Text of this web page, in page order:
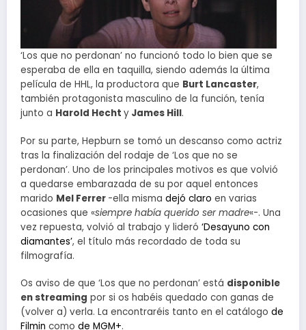
‘Los que no perdonan’ no funcionó todo lo bien que se
esperaba de ella en taquilla, siendo además la última
película de HHL, la productora que Burt Lancaster,
también protagonista masculino de la función, tenía
junto a Harold Hecht y James Hill.
Por su parte, Hepburn se tomó un descanso como actriz
tras la finalización del rodaje de ‘Los que no se
perdonan’. Uno de los principales motivos es que volvió
a quedarse embarazada de su por aquel entonces
marido Mel Ferrer -ella misma dejó claro en varias
ocasiones que «siempre había querido ser madre«-. Una
vez repuesta, volvió al trabajo y lideró ‘Desayuno con
diamantes’, el título más recordado de toda su
filmografía.
Os aviso de que ‘Los que no perdonan’ está disponible
en streaming por si os habéis quedado con ganas de
(volver a) verla. La encontraréis tanto en el catálogo de
Filmin como de MGM+.